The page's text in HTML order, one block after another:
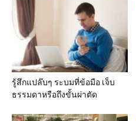
รู้สึกแปล๊บๆ ระบมที่ข้อมือ เจ็บ
ธรรมดาหรือถึงขั้นผ่าตัด